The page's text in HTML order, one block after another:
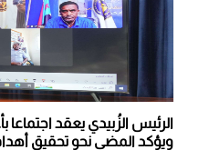
الرئيس الزُبيدي يعقد اجتماعا
ويؤكد المضي نحو تحقيق